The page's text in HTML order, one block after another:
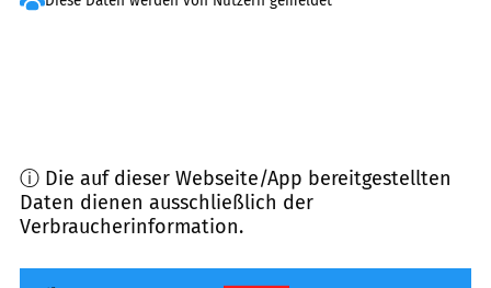
ⓘ Die auf dieser Webseite/App bereitgestellten
Daten dienen ausschließlich der
Verbraucherinformation.